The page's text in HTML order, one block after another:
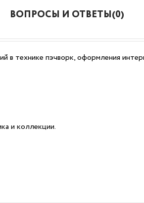
ВОПРОСЫ И ОТВЕТЫ(0)
в технике пэчворк, оформления
и коллекции.